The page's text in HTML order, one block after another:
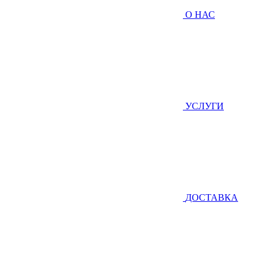
О НАС
УСЛУГИ
ДОСТАВКА